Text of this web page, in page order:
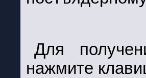
Для
нажмите